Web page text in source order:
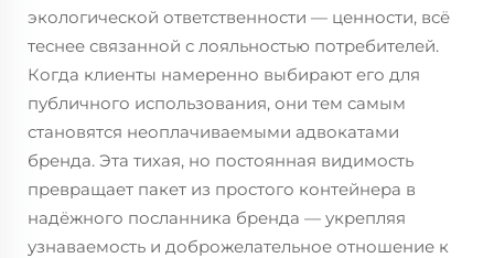
экологической ответственности — ценности, всё
теснее связанной с лояльностью потребителей.
Когда клиенты намеренно выбирают его для
публичного использования, они тем самым
становятся неоплачиваемыми адвокатами
бренда. Эта тихая, но постоянная видимость
превращает пакет из простого контейнера в
надёжного посланника бренда — укрепляя
узнаваемость и доброжелательное отношение к